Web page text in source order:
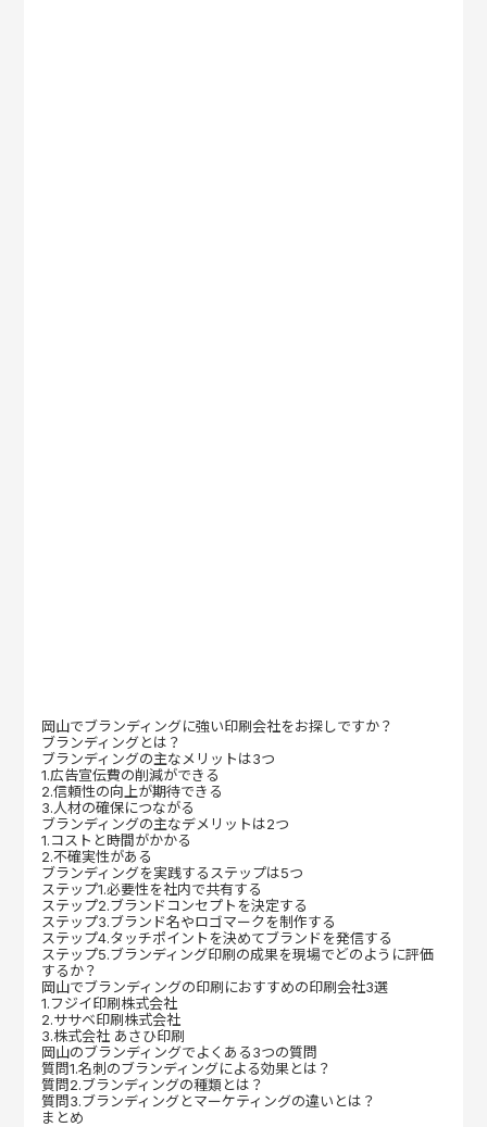
岡山でブランディングに強い印刷会社をお探しですか？
ブランディングとは？
ブランディングの主なメリットは3つ
1.広告宣伝費の削減ができる
2.信頼性の向上が期待できる
3.人材の確保につながる
ブランディングの主なデメリットは2つ
1.コストと時間がかかる
2.不確実性がある
ブランディングを実践するステップは5つ
ステップ1.必要性を社内で共有する
ステップ2.ブランドコンセプトを決定する
ステップ3.ブランド名やロゴマークを制作する
ステップ4.タッチポイントを決めてブランドを発信する
ステップ5.ブランディング印刷の成果を現場でどのように評価
するか？
岡山でブランディングの印刷におすすめの印刷会社3選
1.フジイ印刷株式会社
2.ササベ印刷株式会社
3.株式会社 あさひ印刷
岡山のブランディングでよくある3つの質問
質問1.名刺のブランディングによる効果とは？
質問2.ブランディングの種類とは？
質問3.ブランディングとマーケティングの違いとは？
まとめ